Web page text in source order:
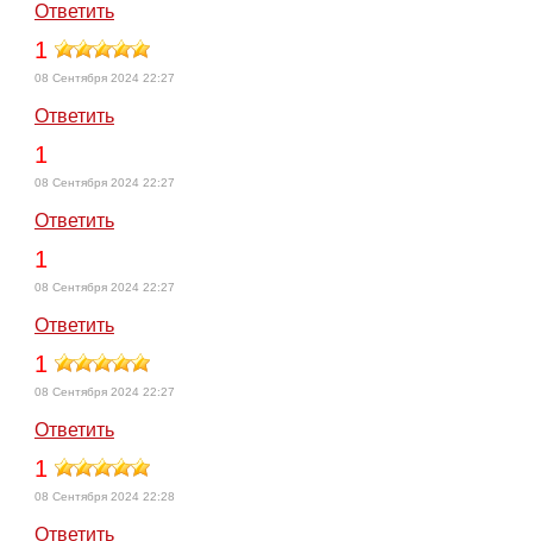
Ответить
08 Сентября 2024 22:27
Ответить
1
08 Сентября 2024 22:27
Ответить
1
08 Сентября 2024 22:27
Ответить
08 Сентября 2024 22:27
Ответить
08 Сентября 2024 22:28
Ответить